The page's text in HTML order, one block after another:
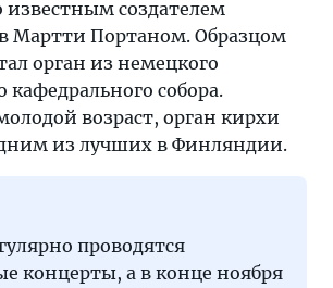
известным создателем
Мартти Портаном. Образцом
орган из немецкого
кафедрального собора.
возраст, орган кирхи
из лучших в Финляндии.
проводятся
концерты, а в конце ноября